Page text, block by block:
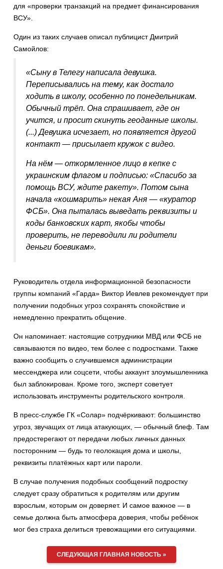
для «проверки транзакций на предмет финансирования
ВСУ».
Один из таких случаев описал публицист Дмитрий
Самойлов:
«Сыну в Телегу написала девушка.
Переписывались на тему, как достало
ходить в школу, особенно по понедельникам.
Обычный трёп. Она спрашивает, где он
учится, и просит скинуть геоданные школы.
(...) Девушка исчезает, но появляется другой
контакт — присылает кружок с видео.
На нём — откормленное лицо в кепке с
украинским флагом и подписью: «Спасибо за
помощь ВСУ, ждите ракету». Потом сына
начала «кошмарить» некая Аня — «куратор
ФСБ». Она пыталась выведать реквизиты и
коды банковских карт, якобы чтобы
проверить, не переводили ли родители
деньги боевикам».
Руководитель отдела информационной безопасности
группы компаний «Гарда» Виктор Иевлев рекомендует при
получении подобных угроз сохранять спокойствие и
немедленно прекратить общение.
Он напоминает: настоящие сотрудники МВД или ФСБ не
связываются по видео, тем более с подростками. Также
важно сообщить о случившемся администрации
мессенджера или соцсети, чтобы аккаунт злоумышленника
был заблокирован. Кроме того, эксперт советует
использовать инструменты родительского контроля.
В пресс-службе ГК «Солар» подчёркивают: большинство
угроз, звучащих от лица атакующих, — обычный блеф. Там
предостерегают от передачи любых личных данных
посторонним — будь то геолокация дома и школы,
реквизиты платёжных карт или пароли.
В случае получения подобных сообщений подростку
следует сразу обратиться к родителям или другим
взрослым, которым он доверяет. И самое важное — в
семье должна быть атмосфера доверия, чтобы ребёнок
мог без страха делиться тревожащими его ситуациями.
СЛЕДУЮЩАЯ ГЛАВНАЯ НОВОСТЬ »